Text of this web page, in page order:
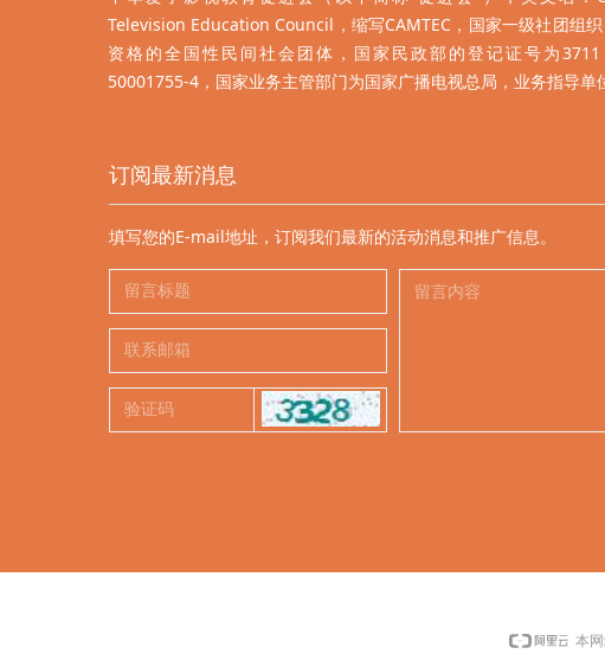
Television Education Council，缩写CAMTEC，国家一级社团组
资格的全国性民间社会团体，国家民政部的登记证号为3711
50001755-4，国家业务主管部门为国家广播电视总局，业务指导单
订阅最新消息
填写您的E-mail地址，订阅我们最新的活动消息和推广信息。
本